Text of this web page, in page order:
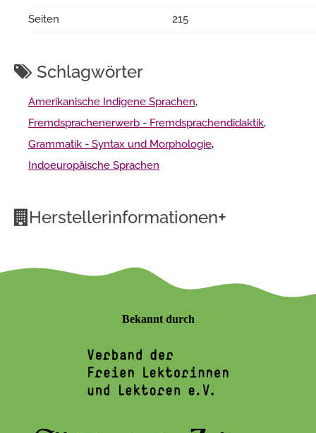
Seiten 215
Schlagwörter
Amerikanische Indigene Sprachen,
Fremdsprachenerwerb - Fremdsprachendidaktik,
Grammatik - Syntax und Morphologie,
Indoeuropäische Sprachen
Herstellerinformationen+
Bekannt durch